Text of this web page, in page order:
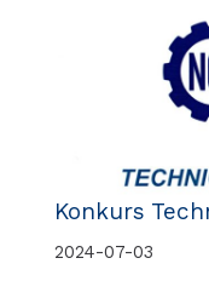
Konkurs
2024-07-03